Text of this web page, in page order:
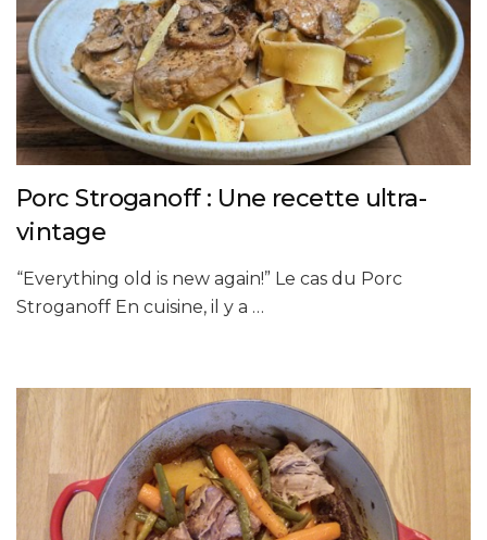
Porc Stroganoff : Une recette ultra-
vintage
“Everything old is new again!” Le cas du Porc
Stroganoff En cuisine, il y a …